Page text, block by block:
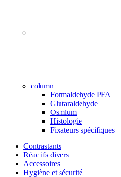
column
Formaldehyde PFA
Glutaraldehyde
Osmium
Histologie
Fixateurs spécifiques
Contrastants
Réactifs divers
Accessoires
Hygiène et sécurité